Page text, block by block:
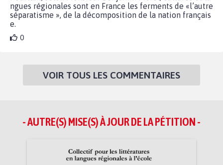
ngues régionales sont en France les ferments de «l’autre
séparatisme », de la décomposition de la nation français
e.
0
VOIR TOUS LES COMMENTAIRES
- AUTRE(S) MISE(S) À JOUR DE LA PÉTITION -